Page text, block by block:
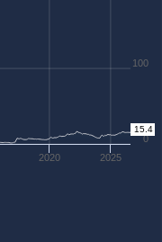
2020 2025
0
100
15.4